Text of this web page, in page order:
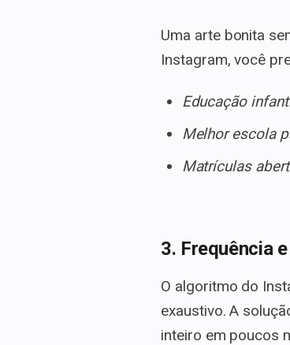
Uma arte bonita
Instagram, você
Educação
Melhor escola
Matrículas
3. Frequência
O algoritmo do
exaustivo. A
inteiro em poucos